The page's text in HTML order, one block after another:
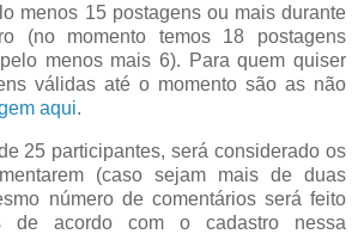
menos 15 postagens ou mais durante
(no momento temos 18 postagens
menos mais 6). Para quem quiser
válidas até o momento são as não
aqui.
25 participantes, será considerado os
(caso sejam mais de duas
número de comentários será feito
de acordo com o cadastro nessa